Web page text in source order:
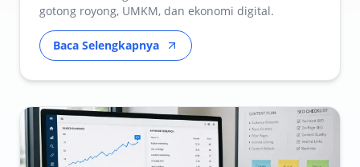
gotong royong, UMKM, dan ekonomi digital.
Baca Selengkapnya